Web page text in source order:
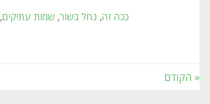
ככה זה, נחל בשור,שמות עתיקים,
« הקודם